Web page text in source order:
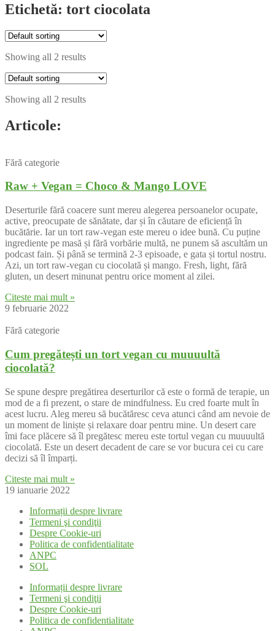
Etichetă: tort ciocolata
Showing all 2 results
Showing all 2 results
Articole:
Fără categorie
Raw + Vegan = Choco & Mango LOVE
Deserturile fără coacere sunt mereu alegerea persoanelor ocupate,
active, preocupate de sănătate, dar și în căutare de eficiență în
bucătărie. Iar un tort raw-vegan este mereu o idee bună. Cu puține
ingrediente pe masă și fără vorbărie multă, ne punem să ascultăm un
podcast fain. Și până se termină 2-3 episoade, e gata și tortul nostru.
Azi, un tort raw-vegan cu ciocolată și mango. Fresh, light, fără
gluten, un desert minunat pentru orice moment al zilei.
Citeste mai mult »
9 februarie 2022
Fără categorie
Cum pregătești un tort vegan cu muuuultă
ciocolată?
Se spune despre pregătirea deserturilor că este o formă de terapie, un
mod de a fi prezent, o stare de mindfulness. Eu cred foarte mult în
acest lucru. Aleg mereu să bucătăresc ceva atunci când am nevoie de
un moment de liniște și relaxare doar pentru mine. Un desert care
îmi face plăcere să îl pregătesc mereu este tortul vegan cu muuuultă
ciocolată. Este un desert decadent de care se vor bucura cei cu care
decizi să îl împarți.
Citeste mai mult »
19 ianuarie 2022
Informații despre livrare
Termeni şi condiţii
Despre Cookie-uri
Politica de confidentialitate
ANPC
SOL
Informații despre livrare
Termeni şi condiţii
Despre Cookie-uri
Politica de confidentialitate